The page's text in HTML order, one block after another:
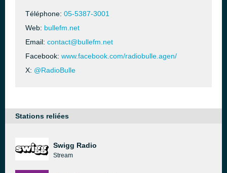
Téléphone: 05-5387-3001
Web: bullefm.net
Email: contact@bullefm.net
Facebook: www.facebook.com/radiobulle.agen/
X: @RadioBulle
Stations reliées
Swigg Radio
Stream